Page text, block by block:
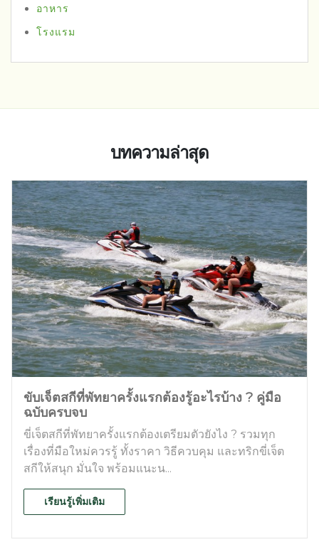
อาหาร
โรงแรม
บทความล่าสุด
ขับเจ็ตสกีที่พัทยาครั้งแรกต้องรู้อะไรบ้าง ? คู่มือ
ฉบับครบจบ
ขี่เจ็ตสกีที่พัทยาครั้งแรกต้องเตรียมตัวยังไง ? รวมทุก
เรื่องที่มือใหม่ควรรู้ ทั้งราคา วิธีควบคุม และทริกขี่เจ็ต
สกีให้สนุก มั่นใจ พร้อมแนะน...
เรียนรู้เพิ่มเติม